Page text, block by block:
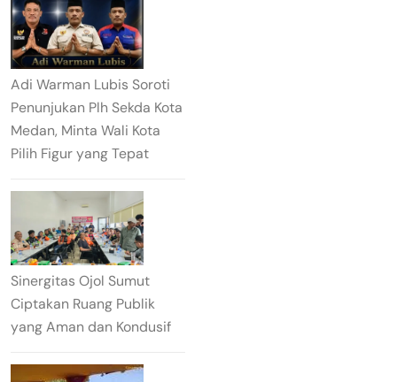
Adi Warman Lubis Soroti
Penunjukan Plh Sekda Kota
Medan, Minta Wali Kota
Pilih Figur yang Tepat
Sinergitas Ojol Sumut
Ciptakan Ruang Publik
yang Aman dan Kondusif